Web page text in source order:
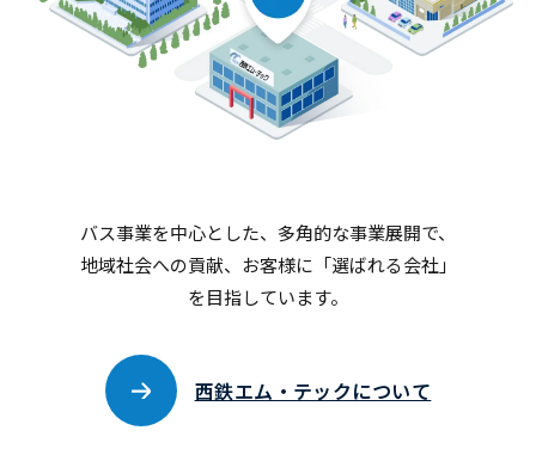
バス事業を中心とした、多角的な事業展開で、
地域社会への貢献、お客様に「選ばれる会社」
を目指しています。
西鉄エム・テックについて